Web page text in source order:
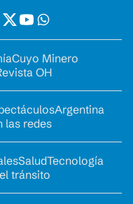
Cuyo Minero
OH
Argentina
las redes
SaludTecnología
tránsito